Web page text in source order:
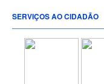
SERVIÇOS AO CIDADÃO